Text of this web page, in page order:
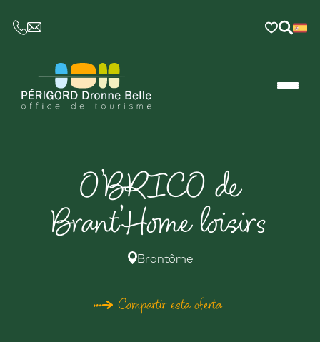
CE LIEN OUVRIRA VOTRE LOGICIEL DE
O’BRICO de
Brant’Home loisirs
Brantôme
Compartir esta oferta